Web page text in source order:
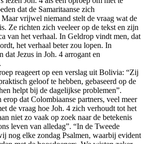
dat de Samaritaanse zich
vrijwel niemand stelt de vraag wat de
Ze richten zich veeleer op de tekst en zijn
van het verhaal. In Geldrop vindt men, dat
het verhaal beter zou lopen. In
dat Jezus in Joh. 4 arrogant en
reageert op een verslag uit Bolivia: “Zij
geloof te hebben, gebaseerd op de
helpt bij de dagelijkse problemen”.
dat Colombiaanse partners, veel meer
de vraag hoe Joh. 4 zich verhoudt tot het
niet zo vaak op zoek naar de betekenis
leven van alledag”. “In de Tweede
nog elke zondag Psalmen, waarbij evident